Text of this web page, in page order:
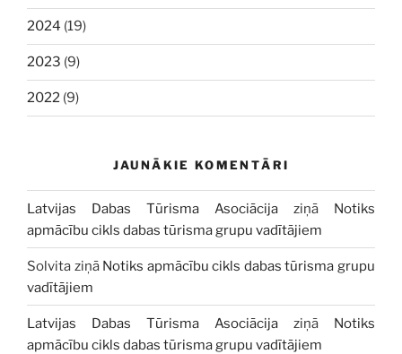
2024 (19)
2023 (9)
2022 (9)
JAUNĀKIE KOMENTĀRI
Latvijas Dabas Tūrisma Asociācija ziņā Notiks
apmācību cikls dabas tūrisma grupu vadītājiem
Solvita ziņā Notiks apmācību cikls dabas tūrisma grupu
vadītājiem
Latvijas Dabas Tūrisma Asociācija ziņā Notiks
apmācību cikls dabas tūrisma grupu vadītājiem